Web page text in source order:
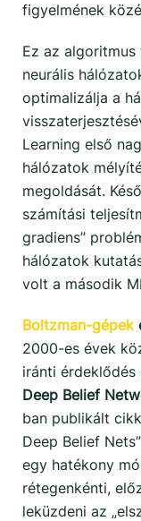
figyelmének
Ez az
neurális
optimalizálja a
Learning első
hálózatok
megoldását.
számítási
gradiens”
hálózatok
volt a második
Boltzman-gépek
2000-es évek
iránti
Deep Belief
ban publikált
Deep Belief
egy hatékony
rétegenkénti,
leküzdeni az